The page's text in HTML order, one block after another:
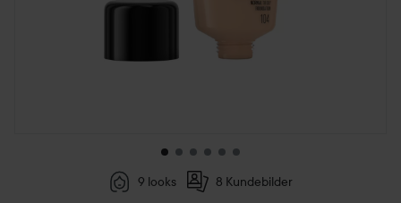
9 looks 8 Kundebilder